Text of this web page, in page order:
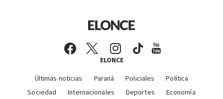
ELONCE
Últimas noticias Paraná Policiales
Política
Sociedad
Internacionales Deportes
Economía